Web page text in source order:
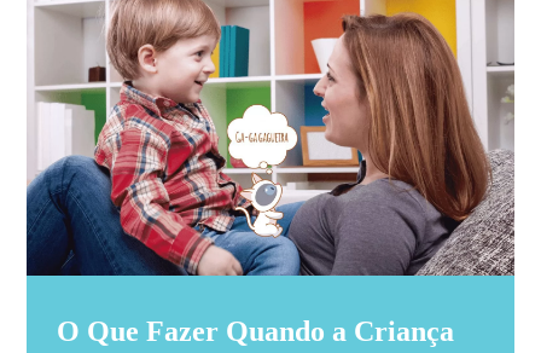
O Que Fazer Quando a Criança